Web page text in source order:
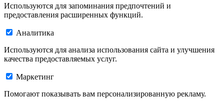
Используются для запоминания предпочтений и
предоставления расширенных функций.
Аналитика
Используются для анализа использования сайта и улучшения
качества предоставляемых услуг.
Маркетинг
Помогают показывать вам персонализированную рекламу.